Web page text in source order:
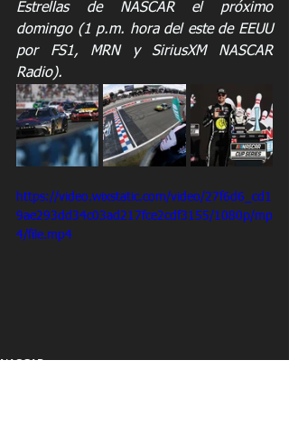
Estrellas de NASCAR el próximo
domingo (1 p.m. hora del este de EEUU
por FS1, MRN y SiriusXM NASCAR
Radio).
https://video.wixstatic.com/video/27f6d6_cd1
9ae293dd34c03ad217fce2cdf3155/1080p/mp
4/file.mp4